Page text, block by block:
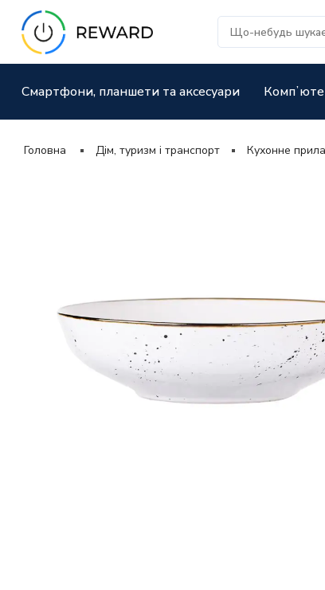
Смартфони, планшети та аксесуари
Головна Дім, туризм і транспорт Кухонне